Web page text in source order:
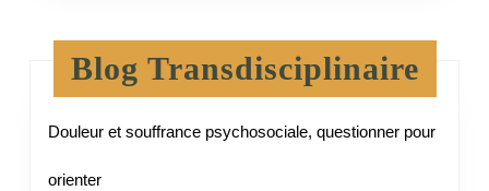
Blog Transdisciplinaire
Douleur et souffrance psychosociale, questionner pour
orienter